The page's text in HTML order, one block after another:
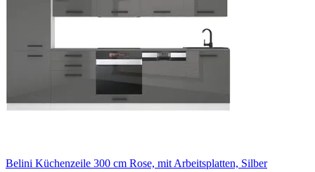
Belini Küchenzeile 300 cm Rose, mit Arbeitsplatten, Silber